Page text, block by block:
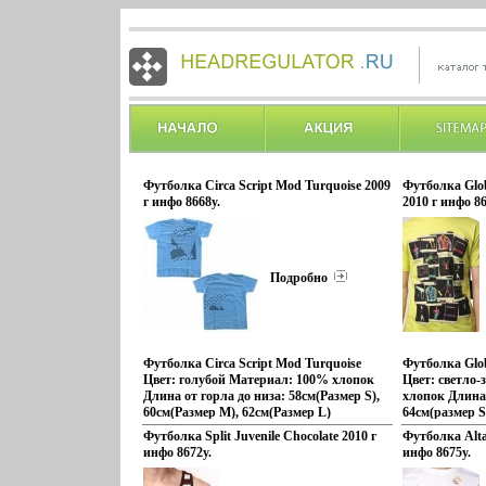
Футболка Circa Script Mod Turquoise 2009
г инфо 8668y.
Подробно
Футболка Circa Script Mod Turquoise
Цвет: голубой Материал: 100% хлопок
Длина от горла до низа: 58см(Размер S),
60см(Размер M), 62см(Размер L)
Ширина: 48см(Размер S), 50см(Размер
M), 52см(Размер L)
Производибьювптель: Circa Размеры: L,
M, S 1999 – это год рождения CIRCA
Футболка Split Juvenile Chocolate 2010 г
инфо 8672y.
Футболка
2010 г инфо
Футболка
Цвет:
хлопок
64см(размер
46см(размер
50см(размер
Globe
Футболка
инфо 8675y.